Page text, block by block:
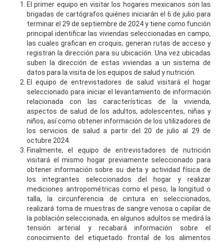
El primer equipo en visitar los hogares mexicanos son las
brigadas de cartógrafos quiénes iniciarán el 6 de julio para
terminar el 29 de septiembre de 2024 y tiene como función
principal identificar las viviendas seleccionadas en campo,
las cuales grafican en croquis, generan rutas de acceso y
registran la dirección para su ubicación. Una vez ubicadas
suben la dirección de estas viviendas a un sistema de
datos para la visita de los equipos de salud y nutrición.
El equipo de entrevistadores de salud visitará el hogar
seleccionado para iniciar el levantamiento de información
relacionada con las características de la vivienda,
aspectos de salud de los adultos, adolescentes, niñas y
niños, así como obtener información de los utilizadores de
los servicios de salud a partir del 20 de julio al 29 de
octubre 2024.
Finalmente, el equipo de entrevistadores de nutrición
visitará el mismo hogar previamente seleccionado para
obtener información sobre su dieta y actividad física de
los integrantes seleccionados del hogar y realizar
mediciones antropométricas como el peso, la longitud o
talla, la circunferencia de cintura en seleccionados,
realizará toma de muestras de sangre venosa o capilar de
la población seleccionada, en algunos adultos se medirá la
tensión arterial y recabará información sobre el
conocimiento del etiquetado frontal de los alimentos